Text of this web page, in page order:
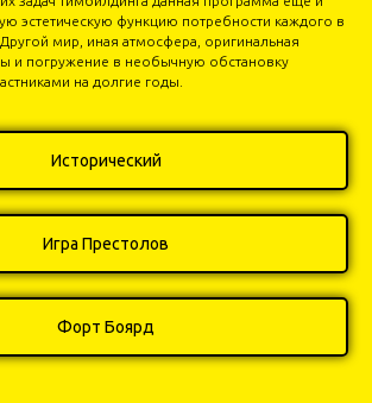
эстетическую функцию потребности каждого в
мир, иная атмосфера, оригинальная
и погружение в необычную обстановку
на долгие годы.
Исторический
Игра Престолов
Форт Боярд